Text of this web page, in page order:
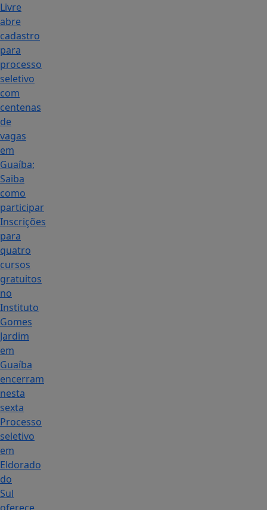
Livre
abre
cadastro
para
processo
seletivo
com
centenas
de
vagas
em
Guaíba;
Saiba
como
participar
Inscrições
para
quatro
cursos
gratuitos
no
Instituto
Gomes
Jardim
em
Guaíba
encerram
nesta
sexta
Processo
seletivo
em
Eldorado
do
Sul